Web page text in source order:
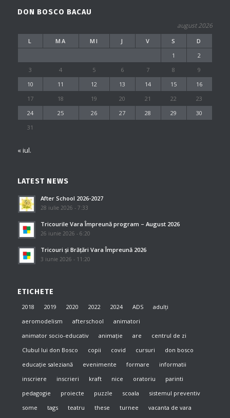
DON BOSCO BACAU
august 2026
L MA MI J V S
D
1
2
3
4 5 6 7 8
9
10
11 12 13 14 15
16
17
18 19 20 21 22
23
24
25 26 27 28 29
30
31
« iul.
LATEST NEWS
After School 2026-2027
28 iulie 2026 - 7:33
Tricourile Vara Împreună program – August 2026
26 iunie 2026 - 6:20
Tricouri și Brățări Vara Împreună 2026
3 iunie 2026 - 11:20
ETICHETE
2018 2019 2020 2022 2024 ADS
adulți
aeromodelism
afterschool
animatori
animator socio-educativ
animație are
centrul de zi
Clubul lui don Bosco
copii covid cursuri
don bosco
educație saleziană
evenimente formare
informatii
inscriere
inscrieri kraft nice oratoriu
parinti
pedagogie
proiecte puzzle scoala
sistemul preventiv
some
tags teatru these turnee
vacanta de vara